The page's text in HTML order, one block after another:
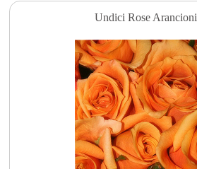
Undici Rose Arancioni